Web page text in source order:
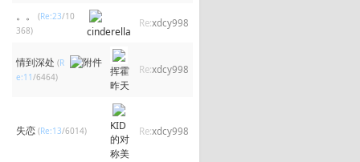
。。 (Re:23/10
368)
cinderella
Re:xdcy998
情到深处 (R
e:11/6464)
挥霍
昨天
Re:xdcy998
失恋 (Re:13/6014)
KID
的对
称美
Re:xdcy998